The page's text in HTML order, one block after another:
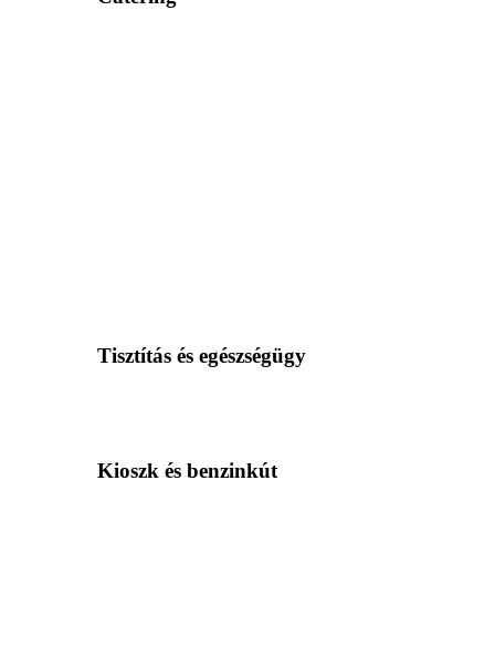
Tisztítás és egészségügy
Kioszk és benzinkút